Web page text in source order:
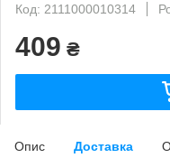
Код: 2111000010314
409 ₴
Опис Доставка